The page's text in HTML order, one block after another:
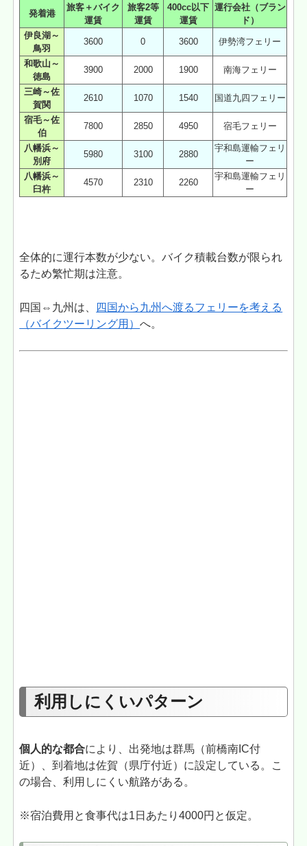
発着港
旅客＋バイク
運賃
旅客2等
運賃
400cc以下
運賃
運行会社（ブラン
ド）
伊良湖～
鳥羽
3600 0 3600 伊勢湾フェリー
和歌山～
徳島
3900 2000 1900 南海フェリー
三崎～佐
賀関
2610 1070 1540 国道九四フェリー
宿毛～佐
伯
7800 2850 4950 宿毛フェリー
八幡浜～
別府
5980 3100 2880
宇和島運輸フェリ
ー
八幡浜～
臼杵
4570 2310 2260
宇和島運輸フェリ
ー
全体的に運行本数が少ない。バイク積載台数が限られ
るため繁忙期は注意。
四国⇔九州は、
四国から九州へ渡るフェリーを考える
（バイクツーリング用）へ。
利用しにくいパターン
個人的な都合により、出発地は群馬（前橋南IC付
近）、到着地は佐賀（県庁付近）に設定している。こ
の場合、利用しにくい航路がある。
※宿泊費用と食事代は1日あたり4000円と仮定。